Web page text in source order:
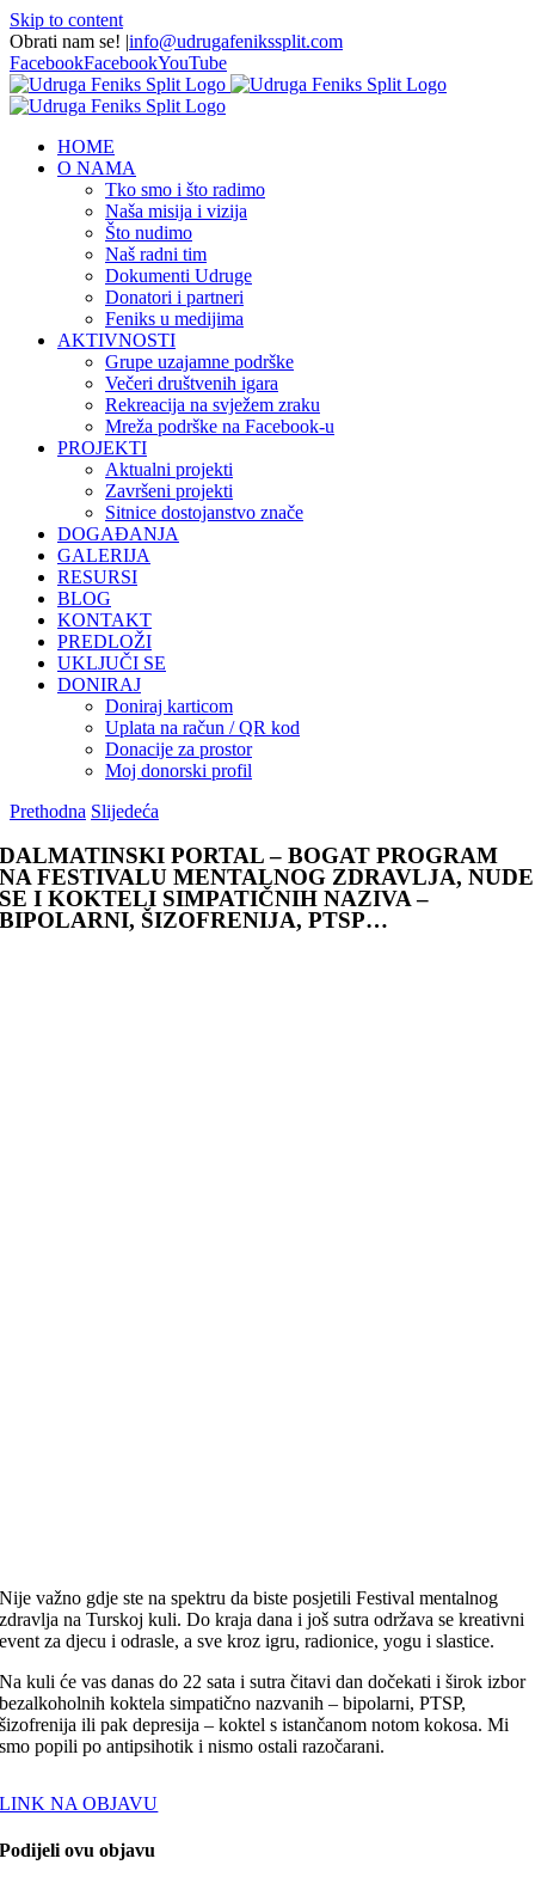
Skip to content
Obrati nam se! |info@udrugafenikssplit.com
FacebookFacebookYouTube
HOME
O NAMA
Tko smo i što radimo
Naša misija i vizija
Što nudimo
Naš radni tim
Dokumenti Udruge
Donatori i partneri
Feniks u medijima
AKTIVNOSTI
Grupe uzajamne podrške
Večeri društvenih igara
Rekreacija na svježem zraku
Mreža podrške na Facebook-u
PROJEKTI
Aktualni projekti
Završeni projekti
Sitnice dostojanstvo znače
DOGAĐANJA
GALERIJA
RESURSI
BLOG
KONTAKT
PREDLOŽI
UKLJUČI SE
DONIRAJ
Doniraj karticom
Uplata na račun / QR kod
Donacije za prostor
Moj donorski profil
Prethodna Slijedeća
DALMATINSKI PORTAL – BOGAT PROGRAM
NA FESTIVALU MENTALNOG ZDRAVLJA, NUDE
SE I KOKTELI SIMPATIČNIH NAZIVA –
BIPOLARNI, ŠIZOFRENIJA, PTSP…
Nije važno gdje ste na spektru da biste posjetili Festival mentalnog
zdravlja na Turskoj kuli. Do kraja dana i još sutra održava se kreativni
event za djecu i odrasle, a sve kroz igru, radionice, yogu i slastice.
Na kuli će vas danas do 22 sata i sutra čitavi dan dočekati i širok izbor
bezalkoholnih koktela simpatično nazvanih – bipolarni, PTSP,
šizofrenija ili pak depresija – koktel s istančanom notom kokosa. Mi
smo popili po antipsihotik i nismo ostali razočarani.
LINK NA OBJAVU
Podijeli ovu objavu